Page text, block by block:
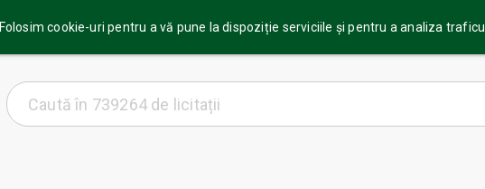
Folosim cookie-uri pentru a vă pune la dispoziție serviciile și pentru a analiza traficul